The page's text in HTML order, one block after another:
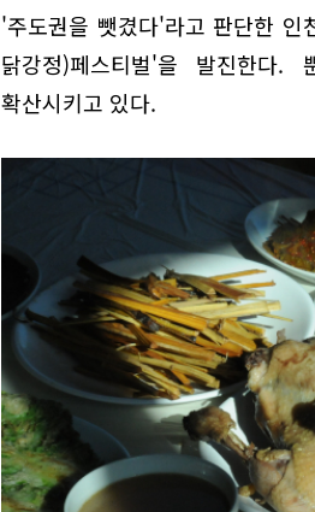
'주도권을 뺏겼다'라고 판단한
닭강정)페스티벌'을 발진한다.
확산시키고 있다.